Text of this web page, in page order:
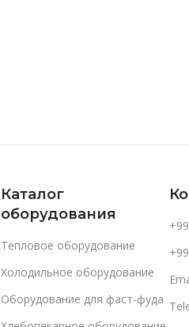
Каталог
оборудования
Тепловое оборудование
Холодильное оборудование
Оборудование для фаст-фуда